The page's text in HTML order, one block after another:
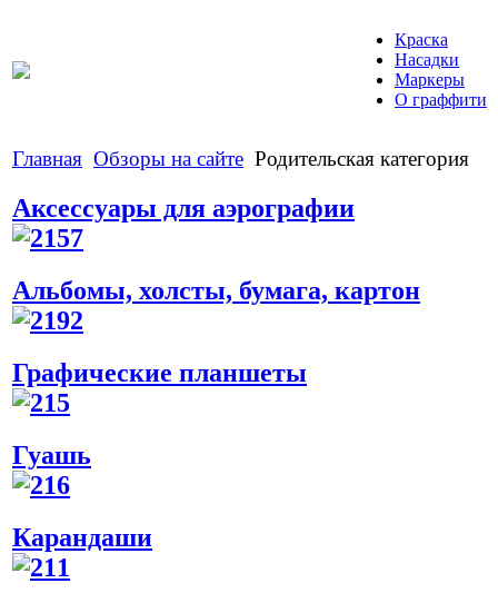
Краска
Насадки
Маркеры
О граффити
Главная Обзоры на сайте Родительская категория
Аксессуары для аэрографии
Альбомы, холсты, бумага, картон
Графические планшеты
Гуашь
Карандаши